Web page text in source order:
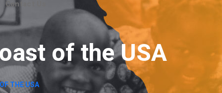
Contact Us
of the USA
THE USA